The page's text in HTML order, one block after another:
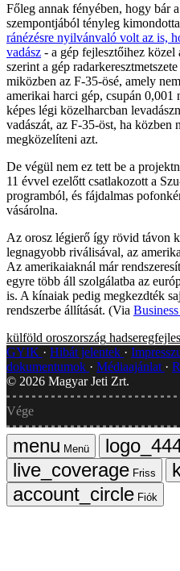
Főleg annak fényében, hogy bár
szempontjából tényleg
ránézésre nyilvánvaló volt az is,
vadász - a gép fejlesztőihez közel
szerint a gép
miközben az F-35-ösé, amely
amerikai harci gép, csupán 0,001
képes légi közelharcban
vadászát, az F-35-öst, ha közben
megközelíteni azt.
De végül nem ez tett be a
11 évvel ezelőtt csatlakozott a
programból, és fájdalmas
vásárolna.
Az orosz légierő így rövid távon
legnagyobb riválisával, az
Az amerikaiaknál már
egyre több áll szolgálatba az
is. A kínaiak pedig megkezdték
rendszerbe állítását. (Via
külföld oroszország
GYIK
Hibát jelentek
dokumentumok
Médiaajánlat
© 2026 Magyar Jeti Zrt.
Vége
Menü
Friss
Fiók